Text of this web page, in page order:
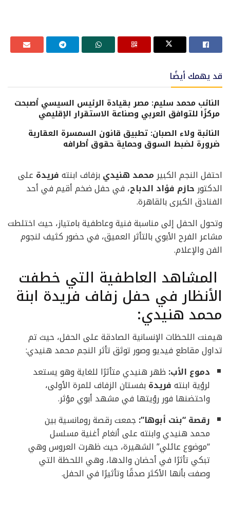
قد يهمك أيضًا
النائب محمد سليم: مصر بقيادة الرئيس السيسي أصبحت
مركزًا للتوافق العربي وصناعة الاستقرار الإقليمي
النائبة ولاء الصبان: تطبيق قانون السمسرة العقارية
ضرورة لضبط السوق وحماية حقوق أطرافه
احتفل النجم الكبيرمحمد هنيديبزفاف ابنتهفريدةعلى
الدكتورحازم فؤاد الدباح، في حفل ضخم أقيم في أحد
الفنادق الكبرى بالقاهرة.
وتحول الحفل إلى مناسبة فنية وعاطفية بامتياز، حيث اختلطت
مشاعر الفرح الأبوي بالتأثر العميق، في حضور كثيف لنجوم
الفن والإعلام.
المشاهد العاطفية التي خطفت
الأنظار في حفل زفاف فريدة ابنة
محمد هنيدي:
هيمنت اللحظات الإنسانية الصادقة على الحفل، حيث تم
تداول مقاطع فيديو وصور توثق تأثر النجم محمد هنيدي:
دموع الأب:ظهر هنيدي متأثرًا للغاية وهو يستعد
لرؤية ابنتهفريدةبفستان الزفاف للمرة الأولى،
واحتضنها فور رؤيتها في مشهد أبوي مؤثر.
رقصة “بنت أبوها”:جمعت رقصة رومانسية بين
محمد هنيدي وابنته على أنغام أغنية مسلسل
“موضوع عائلي” الشهيرة، حيث ظهرت العروس وهي
تبكي تأثرًا في أحضان والدها، وهي اللحظة التي
وصفت بأنها الأكثر صدقًا وتأثيرًا في الحفل.